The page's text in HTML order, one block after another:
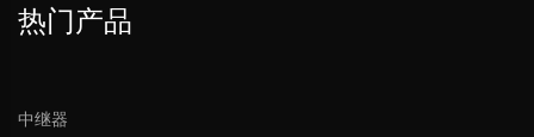
热门产品
中继器